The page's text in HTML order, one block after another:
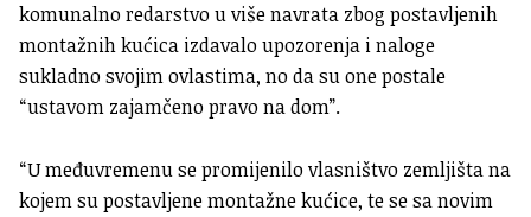
komunalno redarstvo u više navrata zbog postavljenih
montažnih kućica izdavalo upozorenja i naloge
sukladno svojim ovlastima, no da su one postale
“ustavom zajamčeno pravo na dom”.
“U međuvremenu se promijenilo vlasništvo zemljišta na
kojem su postavljene montažne kućice, te se sa novim